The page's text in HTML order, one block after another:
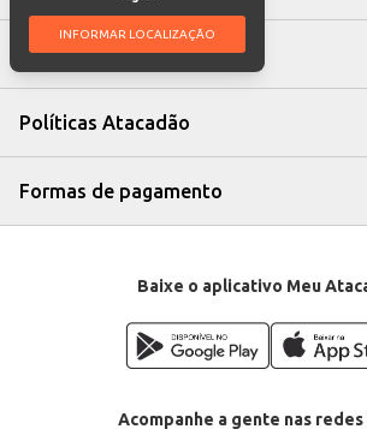
INFORMAR LOCALIZAÇÃO
Institucional
Políticas Atacadão
Formas de pagamento
Baixe o aplicativo Meu
Acompanhe a gente nas redes